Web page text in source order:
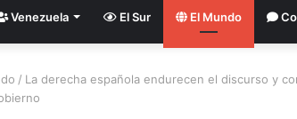
Venezuela El Sur El Mundo
/ La derecha española endurecen el discurso y